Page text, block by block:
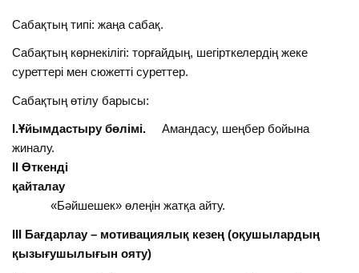
Сабақтың типі: жаңа сабақ.
Сабақтың көрнекілігі: торғайдың, шегірткелердің жеке
суреттері мен сюжетті суреттер.
Сабақтың өтілу барысы:
І.Ұйымдастыру бөлімі.Амандасу, шеңбер бойына
жиналу.
ІІ Өткенді
қайталау
«Бәйшешек» өлеңін жатқа айту.
ІІІ Бағдарлау – мотивациялық кезең (оқушылардың
қызығушылығын ояту)